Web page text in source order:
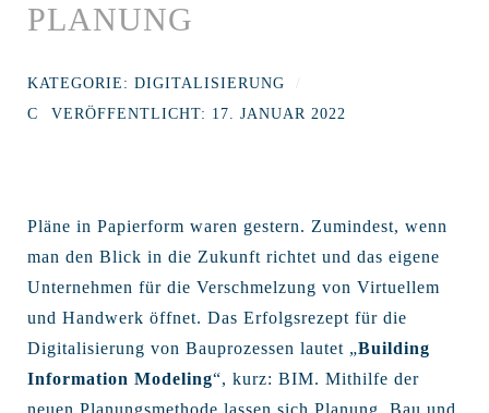
PLANUNG
KATEGORIE: DIGITALISIERUNG
VERÖFFENTLICHT: 17. JANUAR 2022
Pläne in Papierform waren gestern. Zumindest, wenn
man den Blick in die Zukunft richtet und das eigene
Unternehmen für die Verschmelzung von Virtuellem
und Handwerk öffnet. Das Erfolgsrezept für die
Digitalisierung von Bauprozessen lautet „Building
Information Modeling“, kurz: BIM. Mithilfe der